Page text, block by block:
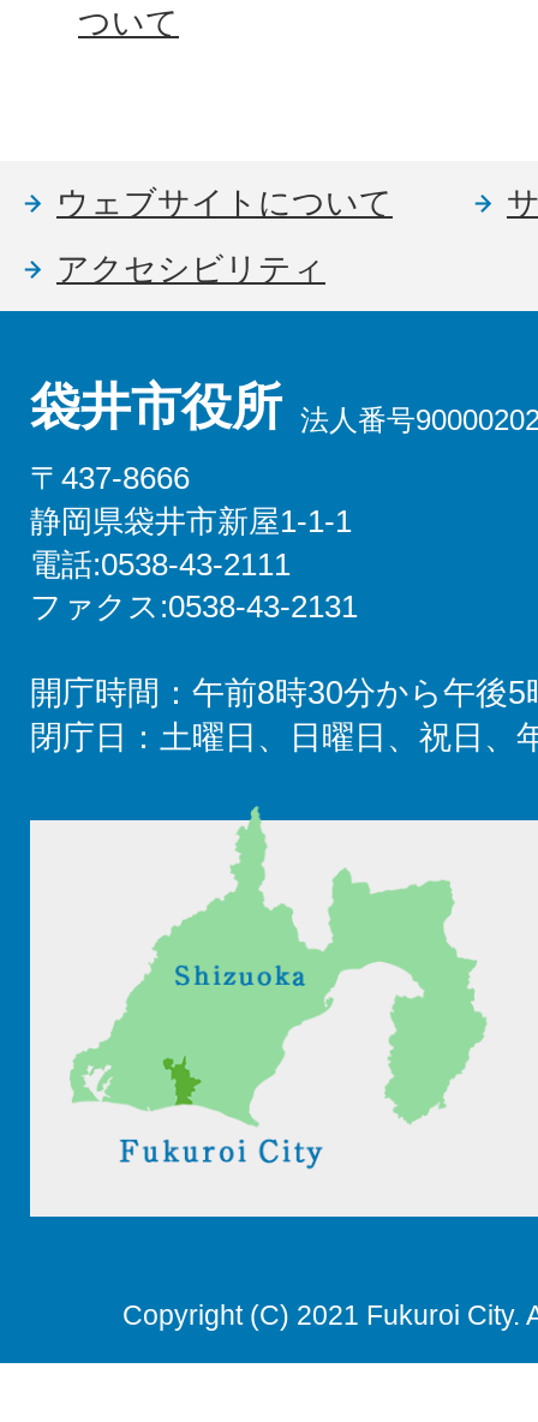
ついて
ウェブサイトについて
アクセシビリティ
袋井市役所 法人番号
〒437-8666
静岡県袋井市新屋1-1-1
電話:0538-43-2111
ファクス:0538-43-2131
開庁時間：午前8時30分から午後5
閉庁日：土曜日、日曜日、祝日、
Copyright (C) 2021 Fukuroi City.